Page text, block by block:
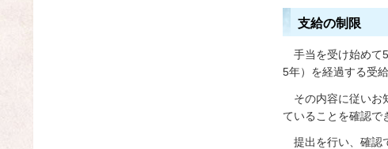
支給の制限
手当を受け始めて
5年）を経過する受
その内容に従いお
ていることを確認で
提出を行い、確認